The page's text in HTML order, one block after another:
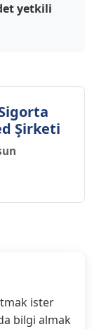
yetkili
Şirketi
ister
bilgi almak